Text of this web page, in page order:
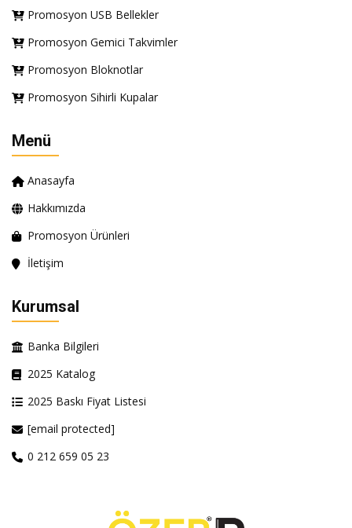
Promosyon USB Bellekler
Promosyon Gemici Takvimler
Promosyon Bloknotlar
Promosyon Sihirli Kupalar
Menü
Anasayfa
Hakkımızda
Promosyon Ürünleri
İletişim
Kurumsal
Banka Bilgileri
2025 Katalog
2025 Baskı Fiyat Listesi
[email protected]
0 212 659 05 23